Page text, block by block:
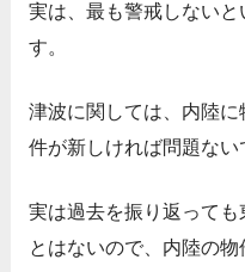
実は、最も警戒しないと
す。
津波に関しては、内陸
件が新しければ問題ない
実は過去を振り返っても
とはないので、内陸の